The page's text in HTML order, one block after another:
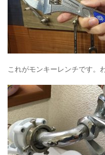
これがモンキーレンチです。